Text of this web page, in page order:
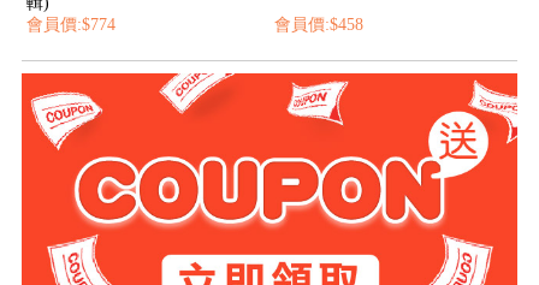
會員價:$774
會員價:$458